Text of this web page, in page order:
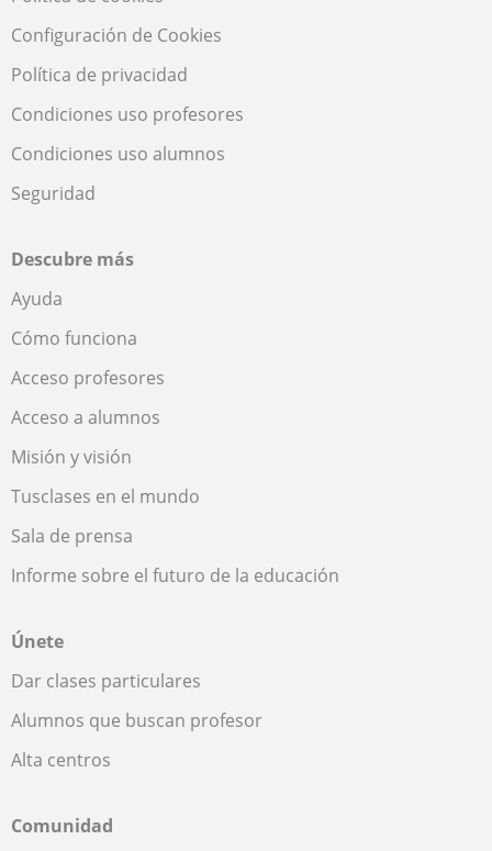
Configuración de Cookies
Política de privacidad
Condiciones uso profesores
Condiciones uso alumnos
Seguridad
Descubre más
Ayuda
Cómo funciona
Acceso profesores
Acceso a alumnos
Misión y visión
Tusclases en el mundo
Sala de prensa
Informe sobre el futuro de la educación
Únete
Dar clases particulares
Alumnos que buscan profesor
Alta centros
Comunidad